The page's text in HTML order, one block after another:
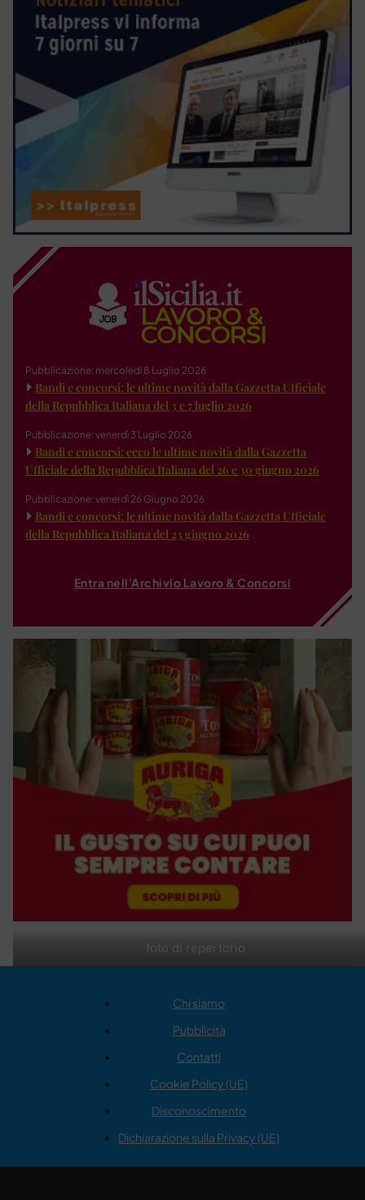
foto di repertorio
Pubblicazione: mercoledì 8 Luglio 2026
Bandi e concorsi: le ultime novità dalla Gazzetta Ufficiale
della Repubblica Italiana del 3 e 7 luglio 2026
Pubblicazione: venerdì 3 Luglio 2026
Bandi e concorsi: ecco le ultime novità dalla Gazzetta
Ufficiale della Repubblica Italiana del 26 e 30 giugno 2026
Pubblicazione: venerdì 26 Giugno 2026
Bandi e concorsi: le ultime novità dalla Gazzetta Ufficiale
della Repubblica Italiana del 23 giugno 2026
Entra nell'Archivio Lavoro & Concorsi
Chi siamo
Pubblicità
Contatti
Cookie Policy (UE)
Disconoscimento
Dichiarazione sulla Privacy (UE)